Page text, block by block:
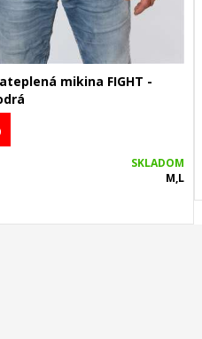
mikina FIGHT -
SKLADOM
M,L